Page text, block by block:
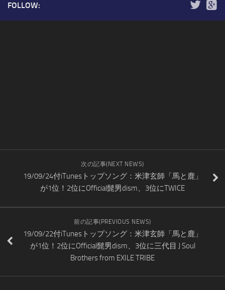
FOLLOW:
次の記事(NEXT NEWS)
19/09/24付iTunesトップソング：米津玄師「馬と鹿」
が1位！2位にOfficial髭男dism、3位にTWICE
前の記事(PREVIOUS NEWS)
19/09/22付iTunesトップソング：米津玄師「馬と鹿」
が1位！2位にOfficial髭男dism、3位に三代目 J Soul
Brothers from EXILE TRIBE